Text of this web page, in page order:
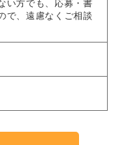
い方でも、応募・書
で、遠慮なくご相談